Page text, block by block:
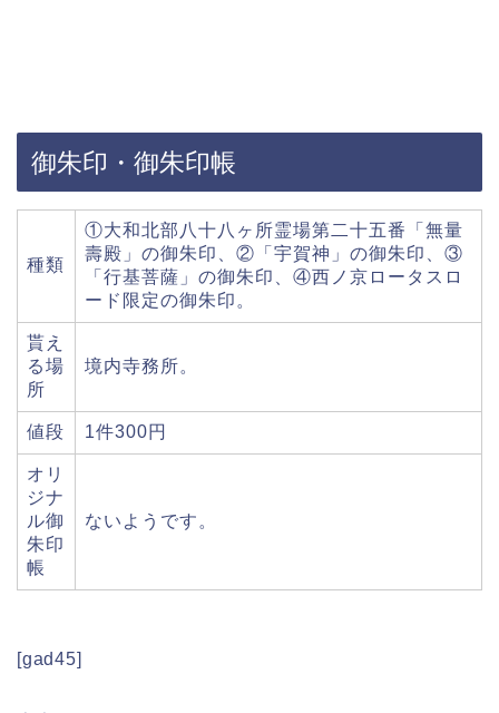
御朱印・御朱印帳
種類
①大和北部八十八ヶ所霊場第二十五番「無量
壽殿」の御朱印、②「宇賀神」の御朱印、③
「行基菩薩」の御朱印、④西ノ京ロータスロ
ード限定の御朱印。
貰え
る場
所
境内寺務所。
値段 1件300円
オリ
ジナ
ル御
朱印
帳
ないようです。
[gad45]